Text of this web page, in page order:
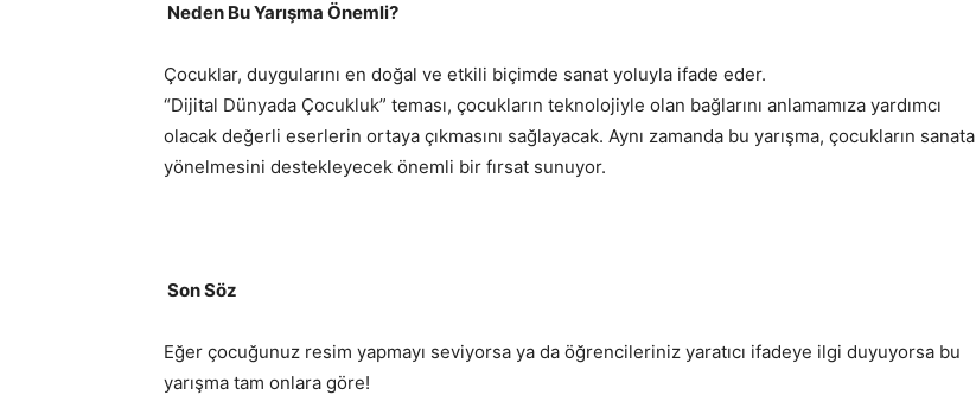
Neden Bu Yarışma Önemli?
Çocuklar, duygularını en doğal ve etkili biçimde sanat yoluyla ifade eder.
“Dijital Dünyada Çocukluk” teması, çocukların teknolojiyle olan bağlarını anlamamıza yardımcı
olacak değerli eserlerin ortaya çıkmasını sağlayacak. Aynı zamanda bu yarışma, çocukların sanata
yönelmesini destekleyecek önemli bir fırsat sunuyor.
Son Söz
Eğer çocuğunuz resim yapmayı seviyorsa ya da öğrencileriniz yaratıcı ifadeye ilgi duyuyorsa bu
yarışma tam onlara göre!